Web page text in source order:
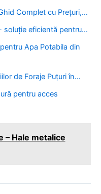
Complet cu Prețuri,…
soluție eficientă pentru…
Apa Potabila din
de Foraje Puțuri în…
pentru acces
– Hale metalice